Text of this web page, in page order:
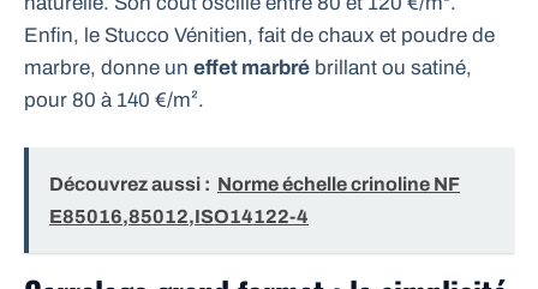
Enfin, le Stucco Vénitien, fait de chaux et poudre de
marbre, donne un effet marbré brillant ou satiné,
pour 80 à 140 €/m².
Découvrez aussi : Norme échelle crinoline NF
E85016,85012,ISO14122-4